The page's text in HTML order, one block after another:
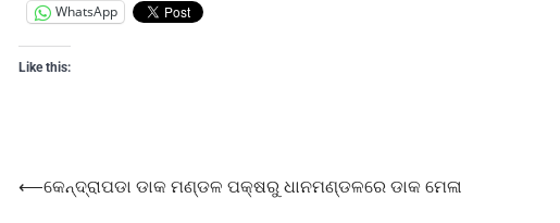
WhatsApp
Like this:
⟵କେନ୍ଦ୍ରାପଡା ଡାକ ମଣ୍ଡଳ ପକ୍ଷରୁ ଧାନମଣ୍ଡଳରେ ଡାକ ମେଳା